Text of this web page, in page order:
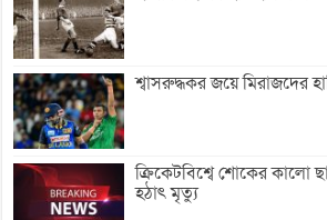
শ্বাসরুদ্ধকর জয়ে মিরাজদের
ক্রিকেটবিশ্বে শোকের কালো
হঠাৎ মৃত্যু